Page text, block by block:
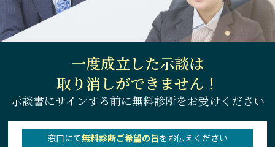
一度成立した示談は
取り消しができません！
示談書にサインする前に無料診断をお受けください
窓口にて無料診断ご希望の旨をお伝えください